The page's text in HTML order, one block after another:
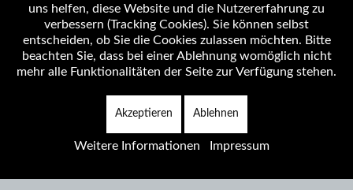
Öffnungszeiten
Impressum
Copyright © 2026 Autotechnik J. Weninger Alle Rechte vorbehalten.
uns helfen, diese Website und die Nutzererfahrung zu
verbessern (Tracking Cookies). Sie können selbst
entscheiden, ob Sie die Cookies zulassen möchten. Bitte
beachten Sie, dass bei einer Ablehnung womöglich nicht
mehr alle Funktionalitäten der Seite zur Verfügung stehen.
Akzeptieren Ablehnen
Weitere Informationen Impressum